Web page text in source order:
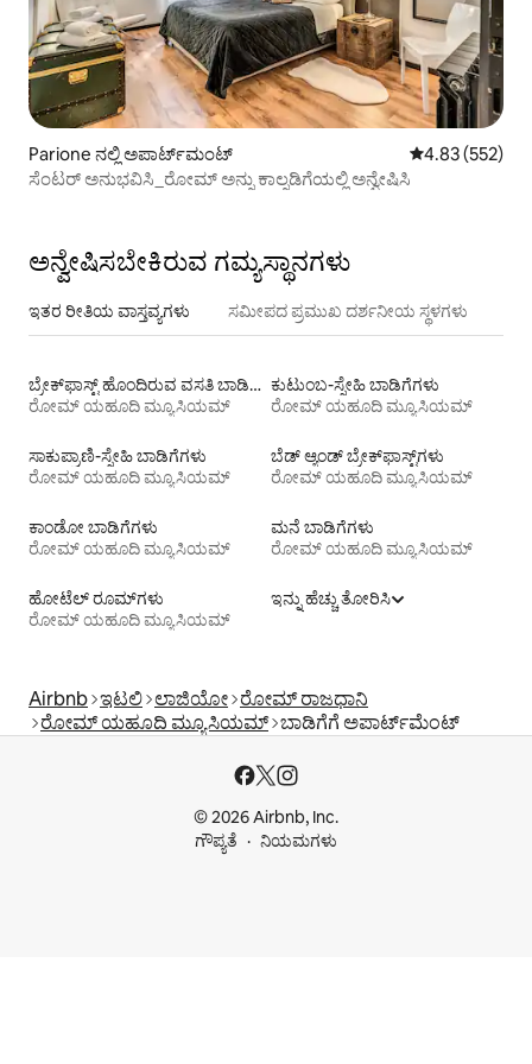
Parione ನಲ್ಲಿ ಅಪಾರ್ಟ್‌ಮಂಟ್ 5 ರಲ್ಲಿ 4.83
4.83 (552)
ಸೆಂಟರ್ ಅನುಭವಿಸಿ_ರೋಮ್ ಅನ್ನು ಕಾಲ್ನಡಿಗೆಯಲ್ಲಿ ಅನ್ವೇಷಿಸಿ
ಅನ್ವೇಷಿಸಬೇಕಿರುವ ಗಮ್ಯಸ್ಥಾನಗಳು
ಇತರ ರೀತಿಯ ವಾಸ್ತವ್ಯಗಳು ಸಮೀಪದ ಪ್ರಮುಖ ದರ್ಶನೀಯ ಸ್ಥಳಗಳು
ಬ್ರೇಕ್‍‍ಫಾಸ್ಟ್ ಹೊಂದಿರುವ ವಸತಿ ಬಾಡಿಗೆಗಳು
ರೋಮ್ ಯಹೂದಿ ಮ್ಯೂಸಿಯಮ್
ಕುಟುಂಬ-ಸ್ನೇಹಿ ಬಾಡಿಗೆಗಳು
ರೋಮ್ ಯಹೂದಿ ಮ್ಯೂಸಿಯಮ್
ಸಾಕುಪ್ರಾಣಿ-ಸ್ನೇಹಿ ಬಾಡಿಗೆಗಳು
ರೋಮ್ ಯಹೂದಿ ಮ್ಯೂಸಿಯಮ್
ಬೆಡ್ ಆ್ಯಂಡ್ ಬ್ರೇಕ್‌ಫಾಸ್ಟ್‌ಗಳು
ರೋಮ್ ಯಹೂದಿ ಮ್ಯೂಸಿಯಮ್
ಕಾಂಡೋ ಬಾಡಿಗೆಗಳು
ರೋಮ್ ಯಹೂದಿ ಮ್ಯೂಸಿಯಮ್
ಮನೆ ಬಾಡಿಗೆಗಳು
ರೋಮ್ ಯಹೂದಿ ಮ್ಯೂಸಿಯಮ್
ಹೋಟೆಲ್ ರೂಮ್‌ಗಳು
ರೋಮ್ ಯಹೂದಿ ಮ್ಯೂಸಿಯಮ್
ಇನ್ನು ಹೆಚ್ಚು ತೋರಿಸಿ
Airbnb ಇಟಲಿ ಲಾಜಿಯೋ ರೋಮ್ ರಾಜಧಾನಿ
ರೋಮ್ ಯಹೂದಿ ಮ್ಯೂಸಿಯಮ್ ಬಾಡಿಗೆಗೆ ಅಪಾರ್ಟ್‌ಮೆಂಟ್‌
© 2026 Airbnb, Inc.
ಗೌಪ್ಯತೆ
ನಿಯಮಗಳು